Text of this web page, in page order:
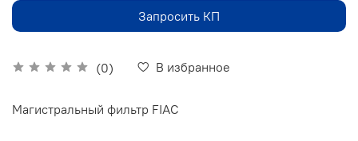
(0) В избранное
Запросить КП
Магистральный фильтр FIAC